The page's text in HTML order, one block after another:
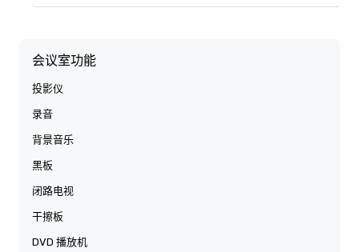
会议室功能
投影仪
录音
背景音乐
黑板
闭路电视
干擦板
DVD 播放机